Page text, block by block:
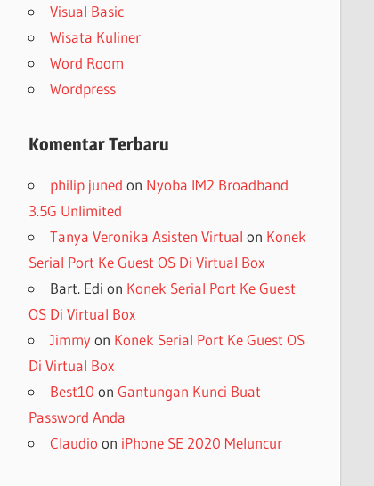
Visual Basic
Wisata Kuliner
Word Room
Wordpress
Komentar Terbaru
philip juned on Nyoba IM2 Broadband
3.5G Unlimited
Tanya Veronika Asisten Virtual on Konek
Serial Port Ke Guest OS Di Virtual Box
Bart. Edi on Konek Serial Port Ke Guest
OS Di Virtual Box
Jimmyon Konek Serial Port Ke Guest OS
Di Virtual Box
Best10 on Gantungan Kunci Buat
Password Anda
Claudio on iPhone SE 2020 Meluncur